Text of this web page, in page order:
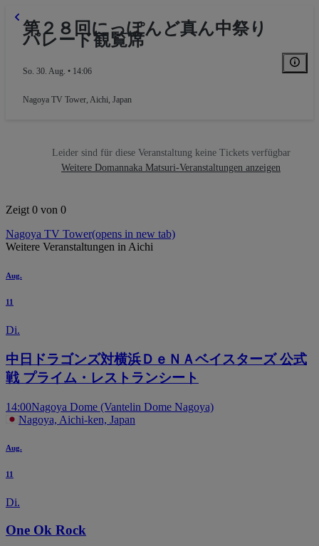
第２８回にっぽんど真ん中祭り
パレード観覧席
So. 30. Aug. • 14:06
Nagoya TV Tower, Aichi, Japan
Leider sind für diese Veranstaltung keine Tickets verfügbar
Weitere Domannaka Matsuri-Veranstaltungen anzeigen
Zeigt 0 von 0
Nagoya TV Tower(opens in new tab)
Weitere Veranstaltungen in Aichi
Aug.
11
Di.
中日ドラゴンズ対横浜ＤｅＮＡベイスターズ 公式
戦 プライム・レストランシート
14:00Nagoya Dome (Vantelin Dome Nagoya)
Nagoya, Aichi-ken, Japan
Aug.
11
Di.
One Ok Rock